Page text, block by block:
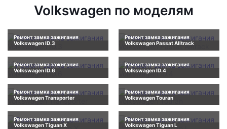
Volkswagen по моделям
Ремонт замка зажигания
Volkswagen ID.3
Ремонт замка зажигания
Volkswagen Passat Alltrack
Ремонт замка зажигания
Volkswagen ID.6
Ремонт замка зажигания
Volkswagen ID.4
Ремонт замка зажигания
Volkswagen Transporter
Ремонт замка зажигания
Volkswagen Touran
Ремонт замка зажигания
Volkswagen Tiguan X
Ремонт замка зажигания
Volkswagen Tiguan L